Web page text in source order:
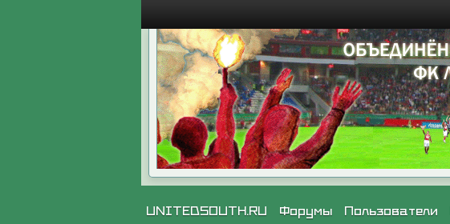
UNITEDSOUTH.RU Форумы Пользователи